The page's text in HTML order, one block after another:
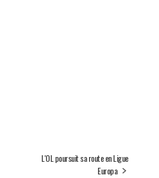
L'OL poursuit sa route en Ligue
Europa